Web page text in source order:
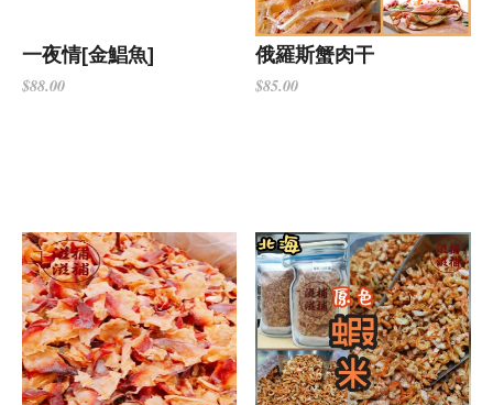
一夜情[金鯧魚]
$88.00
俄羅斯蟹肉干
$85.00